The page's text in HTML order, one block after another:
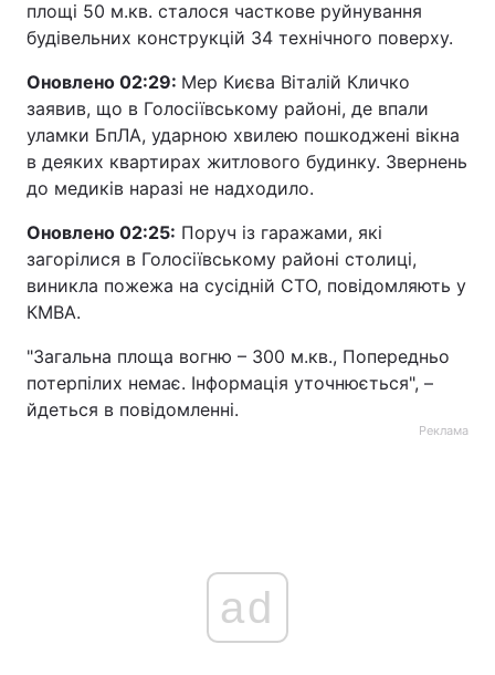
площі 50 м.кв. сталося часткове руйнування
будівельних конструкцій 34 технічного поверху.
Оновлено 02:29: Мер Києва Віталій Кличко
заявив, що в Голосіївському районі, де впали
уламки БпЛА, ударною хвилею пошкоджені вікна
в деяких квартирах житлового будинку. Звернень
до медиків наразі не надходило.
Оновлено 02:25: Поруч із гаражами, які
загорілися в Голосіївському районі столиці,
виникла пожежа на сусідній СТО, повідомляють у
КМВА.
"Загальна площа вогню – 300 м.кв., Попередньо
потерпілих немає. Інформація уточнюється", –
йдеться в повідомленні.
Реклама
ad